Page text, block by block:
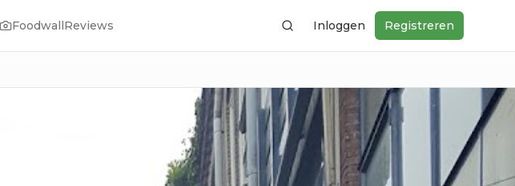
FoodwallReviews ZoekenInloggen Registreren